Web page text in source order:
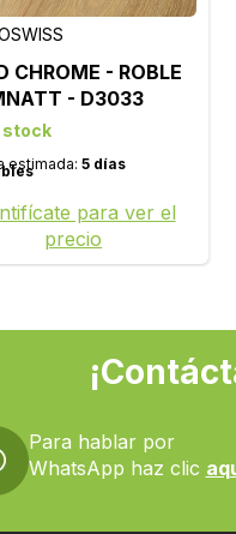
CHROME - ROBLE
- D3033
stock
estimada: 5 días
para ver el
precio
Para hablar por
WhatsApp haz clic